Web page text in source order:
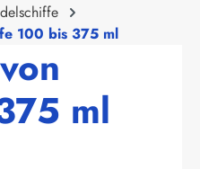
100 bis 375 ml
ml